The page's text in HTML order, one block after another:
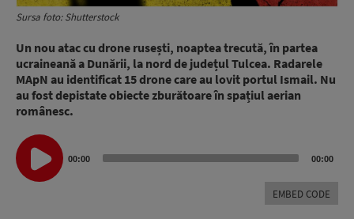
Sursa foto: Shutterstock
Un nou atac cu drone rusești, noaptea trecută, în partea
ucraineană a Dunării, la nord de județul Tulcea. Radarele
MApN au identificat 15 drone care au lovit portul Ismail. Nu
au fost depistate obiecte zburătoare în spațiul aerian
românesc.
Audio
Player
00:00 00:00
EMBED CODE